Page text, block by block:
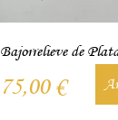
Bajorrelieve de
75,00 €